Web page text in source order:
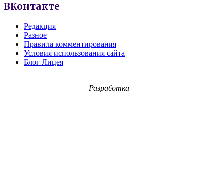
ВКонтакте
Редакция
Разное
Правила комментирования
Условия использования сайта
Блог Лицея
Разработка